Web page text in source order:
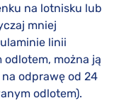
na lotnisku lub
mniej
linii
można ją
odprawę od 24
odlotem).